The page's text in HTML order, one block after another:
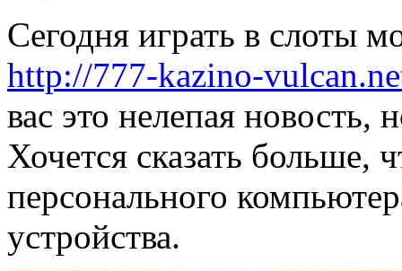
Сегодня играть в слоты
http://777-kazino-
вас это нелепая новость,
Хочется сказать больше,
персонального
устройства.